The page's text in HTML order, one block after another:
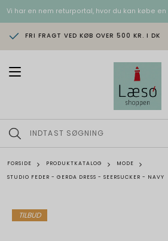
Vi har en nem returportal, hvor du kan købe
FRI FRAGT VED KØB OVER 500 KR. I DK
T
n
a
i
g
i
o
FORSIDE PRODUKTKATALOG
MODE
STUDIO FEDER - GERDA DRESS - SEERSUCKER - NAVY
TILBUD